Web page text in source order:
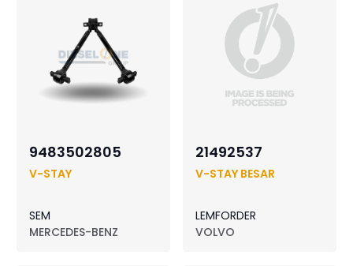
9483502805
V-STAY
SEM
MERCEDES-BENZ
21492537
V-STAY BESAR
LEMFORDER
VOLVO